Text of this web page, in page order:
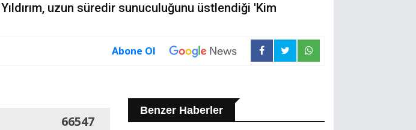
uzun süredir sunuculuğunu üstlendiği 'Kim
Abone Ol
66547
Benzer Haberler